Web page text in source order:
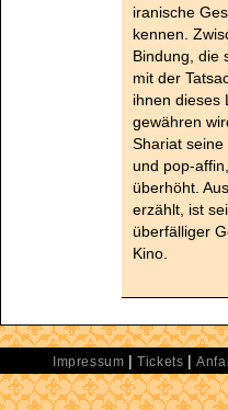
iranische
kennen.
Bindung, die
mit der
ihnen dieses
gewähren
Shariat
und pop-
überhöht.
erzählt, ist
überfälliger
Kino.
Impressum |Tickets |